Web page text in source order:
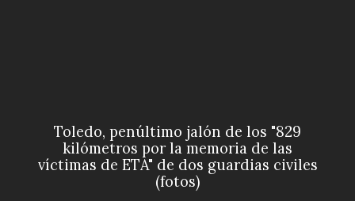
Toledo, penúltimo jalón de los "829
kilómetros por la memoria de las
víctimas de ETA" de dos guardias civiles
(fotos)